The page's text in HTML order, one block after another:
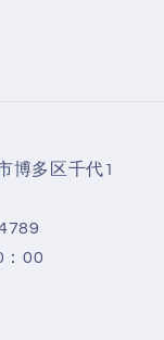
博多区千代1
00